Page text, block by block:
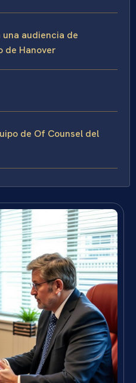
audiencia de
de Hanover
de Of Counsel del